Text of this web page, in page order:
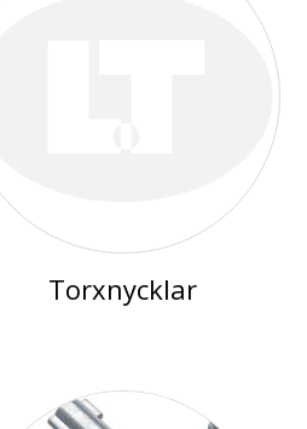
Torxnycklar